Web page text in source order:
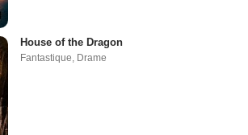
House of the Dragon
Fantastique, Drame